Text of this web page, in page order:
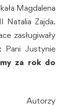
Magdalena
Natalia Zajda.
zasługiwały
Pani Justynie
za rok do
Autorzy